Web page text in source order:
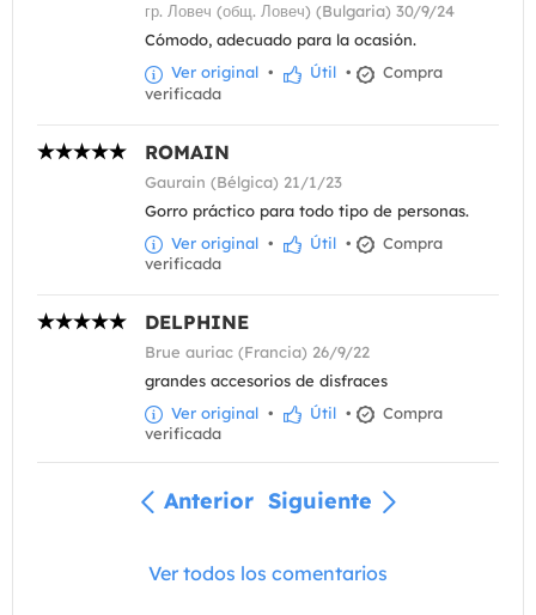
гр. Ловеч (общ. Ловеч) (Bulgaria) 30/9/24
Cómodo, adecuado para la ocasión.
Ver original • Útil •
Compra
verificada
ROMAIN
Gaurain (Bélgica) 21/1/23
Gorro práctico para todo tipo de personas.
Ver original • Útil •
Compra
verificada
DELPHINE
Brue auriac (Francia) 26/9/22
grandes accesorios de disfraces
Ver original • Útil •
Compra
verificada
Anterior Siguiente
Ver todos los comentarios